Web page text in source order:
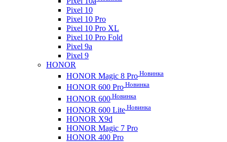
Pixel 10
Pixel 10 Pro
Pixel 10 Pro XL
Pixel 10 Pro Fold
Pixel 9a
Pixel 9
HONOR
HONOR Magic 8 Pro Новинка
HONOR 600 Pro Новинка
HONOR 600 Новинка
HONOR 600 Lite Новинка
HONOR X9d
HONOR Magic 7 Pro
HONOR 400 Pro